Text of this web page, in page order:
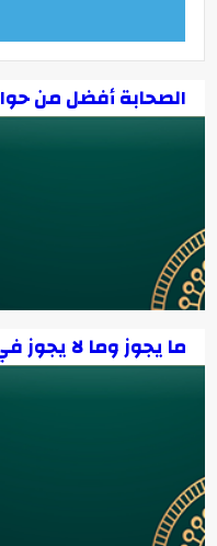
الصحابة أفضل من
ما يجوز وما لا يجوز